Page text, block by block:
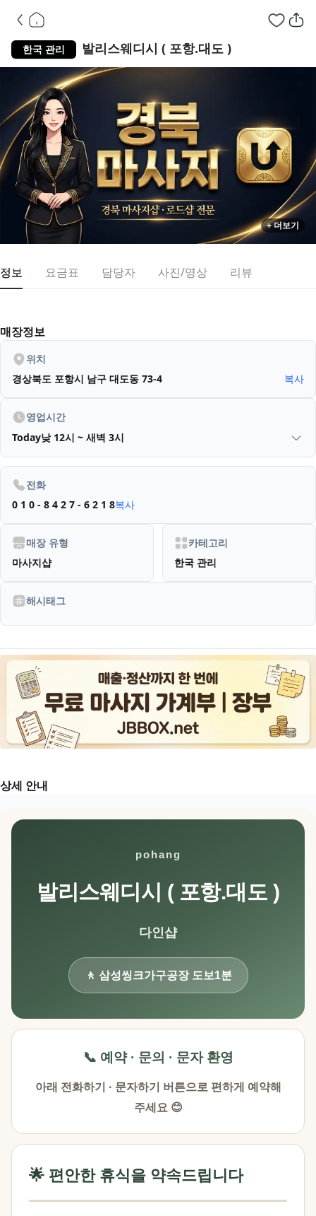
한국 관리 발리스웨디시 ( 포항.대도 )경북 남구 대
+ 더보기
정보 요금표 담당자 사진/영상 리뷰
매장정보
위치
경상북도 포항시 남구 대도동 73-4
복사
영업시간
Today낮 12시 ~ 새벽 3시
전화
0 1 0 - 8 4 2 7 - 6 2 1 8복사
매장 유형
마사지샵
카테고리
한국 관리
해시태그
상세 안내
pohang
발리스웨디시 ( 포항.대도 )
다인샵
🚶 삼성씽크가구공장 도보1분
📞 예약 · 문의 · 문자 환영
아래 전화하기 · 문자하기 버튼으로 편하게 예약해
주세요 😊
🌟 편안한 휴식을 약속드립니다